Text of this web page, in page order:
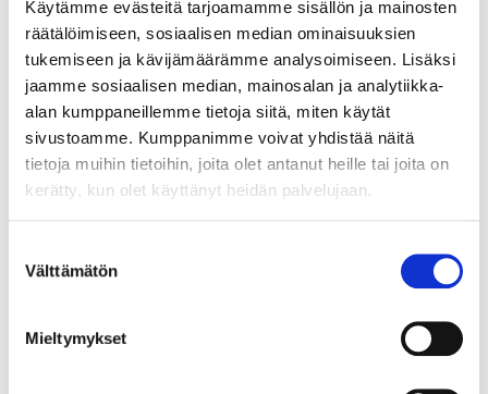
Käytämme evästeitä tarjoamamme sisällön ja mainosten
räätälöimiseen, sosiaalisen median ominaisuuksien
tukemiseen ja kävijämäärämme analysoimiseen. Lisäksi
jaamme sosiaalisen median, mainosalan ja analytiikka-
alan kumppaneillemme tietoja siitä, miten käytät
sivustoamme. Kumppanimme voivat yhdistää näitä
tietoja muihin tietoihin, joita olet antanut heille tai joita on
kerätty, kun olet käyttänyt heidän palvelujaan.
valinta
Välttämätön
Mieltymykset
tanssityyleistä. Tunnin sisältöön vaikuttaa suuresti
opettajan oma, persoonallinen tyyli.
Lue lisää
01.8.2016
Lyrical Jazz
erilaisia tekniikkaharjoituksia, lattian poikki liikkumisia ja
tanssisarjoja. Tunnelatausta vaativat tanssisarjat
Lue lisää